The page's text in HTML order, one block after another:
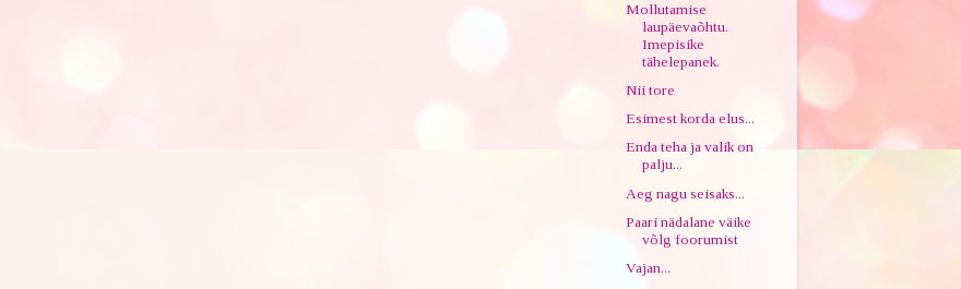
Mollutamise
laupäevaõhtu.
Imepisike
tähelepanek.
Nii tore
Esimest korda elus...
Enda teha ja valik on
palju...
Aeg nagu seisaks...
Paari nädalane väike
võlg foorumist
Vajan...